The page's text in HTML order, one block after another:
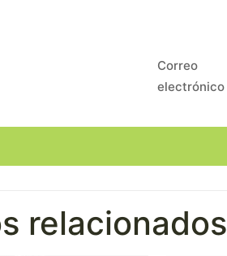
Correo
electrónico
relacionados